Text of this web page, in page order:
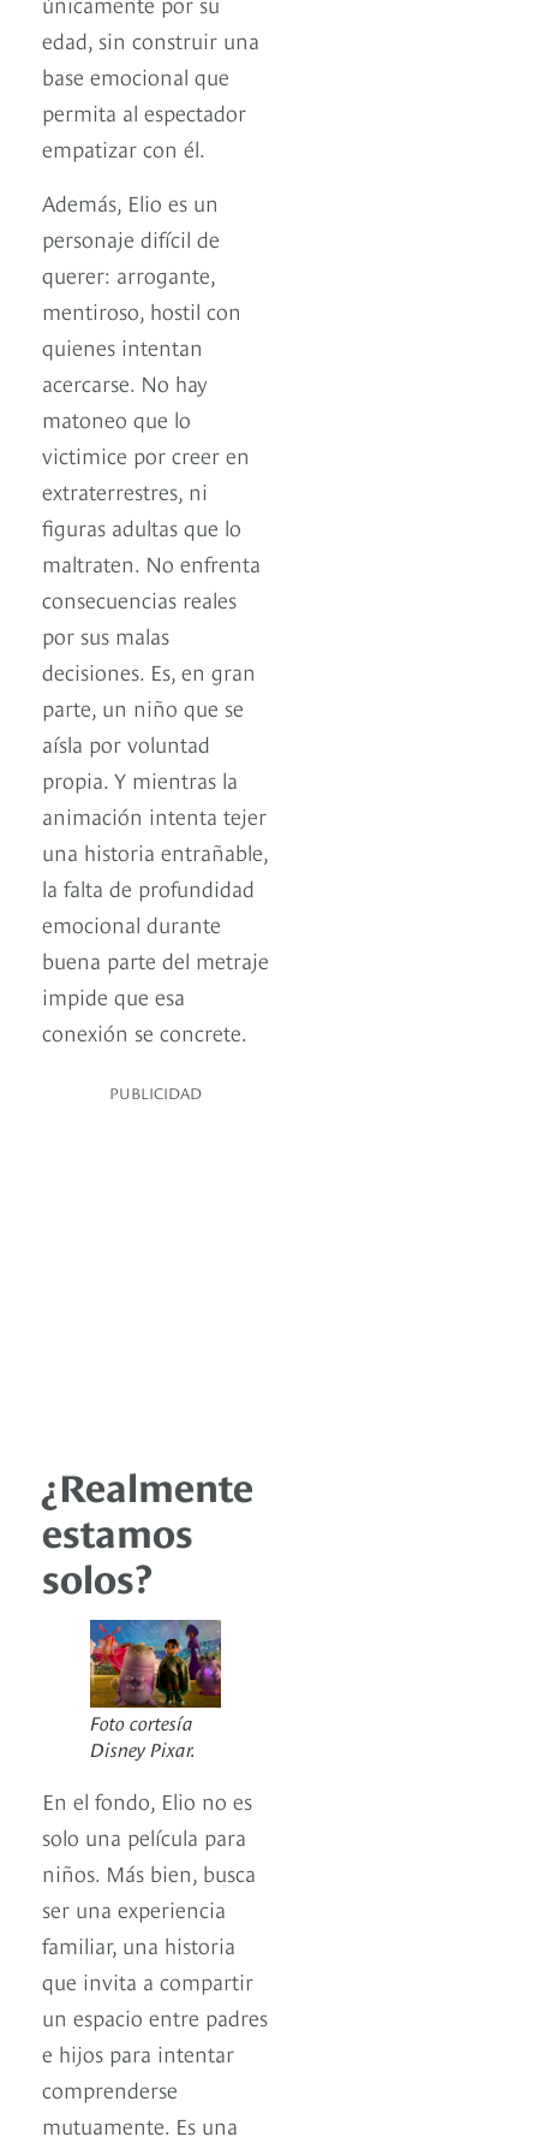
edad, sin construir una
base emocional que
permita al espectador
empatizar con él.
Además, Elio es un
personaje difícil de
querer: arrogante,
mentiroso, hostil con
quienes intentan
acercarse. No hay
matoneo que lo
victimice por creer en
extraterrestres, ni
figuras adultas que lo
maltraten. No enfrenta
consecuencias reales
por sus malas
decisiones. Es, en gran
parte, un niño que se
aísla por voluntad
propia. Y mientras la
animación intenta tejer
una historia entrañable,
la falta de profundidad
emocional durante
buena parte del metraje
impide que esa
conexión se concrete.
PUBLICIDAD
¿Realmente
estamos
solos?
Foto cortesía
Disney Pixar.
En el fondo, Elio no es
solo una película para
niños. Más bien, busca
ser una experiencia
familiar, una historia
que invita a compartir
un espacio entre padres
e hijos para intentar
comprenderse
mutuamente. Es una